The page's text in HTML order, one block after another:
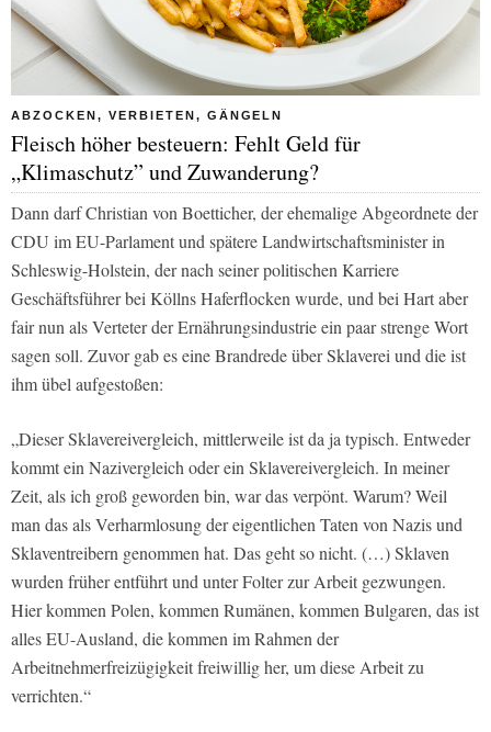
ABZOCKEN, VERBIETEN, GÄNGELN
Fleisch höher besteuern: Fehlt Geld für
„Klimaschutz” und Zuwanderung?
Dann darf Christian von Boetticher, der ehemalige Abgeordnete der
CDU im EU-Parlament und spätere Landwirtschaftsminister in
Schleswig-Holstein, der nach seiner politischen Karriere
Geschäftsführer bei Köllns Haferflocken wurde, und bei Hart aber
fairnun als Verteter der Ernährungsindustrie ein paar strenge Wort
sagen soll. Zuvor gab es eine Brandrede über Sklaverei und die ist
ihm übel aufgestoßen:
„Dieser Sklavereivergleich, mittlerweile ist da ja typisch. Entweder
kommt ein Nazivergleich oder ein Sklavereivergleich. In meiner
Zeit, als ich groß geworden bin, war das verpönt. Warum? Weil
man das als Verharmlosung der eigentlichen Taten von Nazis und
Sklaventreibern genommen hat. Das geht so nicht. (…) Sklaven
wurden früher entführt und unter Folter zur Arbeit gezwungen.
Hier kommen Polen, kommen Rumänen, kommen Bulgaren, das ist
alles EU-Ausland, die kommen im Rahmen der
Arbeitnehmerfreizügigkeit freiwillig her, um diese Arbeit zu
verrichten.“